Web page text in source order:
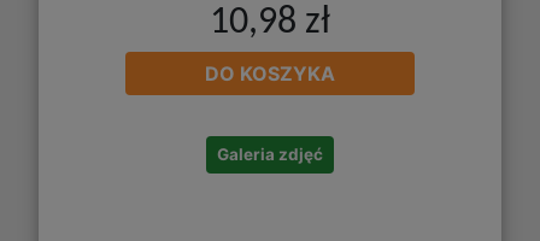
10,98 zł
DO KOSZYKA
Galeria zdjęć